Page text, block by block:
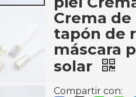
Crema de
tapón de
máscara
solar
Compartir con: